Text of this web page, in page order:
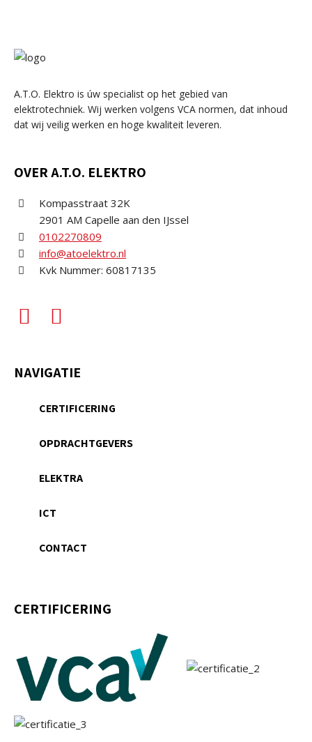
A.T.O. Elektro is úw specialist op het gebied van
elektrotechniek. Wij werken volgens VCA normen, dat inhoud
dat wij veilig werken en hoge kwaliteit leveren.
OVER A.T.O. ELEKTRO
Kompasstraat 32K
2901 AM Capelle aan den IJssel
0102270809
info@atoelektro.nl
Kvk Nummer: 60817135
NAVIGATIE
CERTIFICERING
OPDRACHTGEVERS
ELEKTRA
ICT
CONTACT
CERTIFICERING